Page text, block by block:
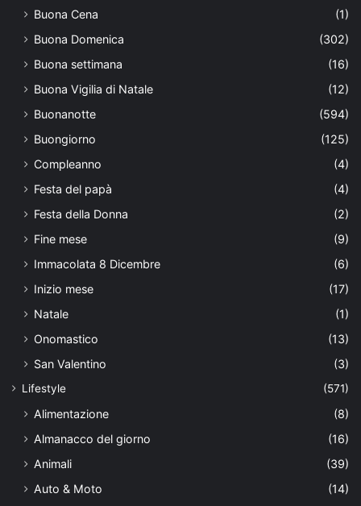
Buona Cena
(1)
Buona Domenica
(302)
Buona settimana
(16)
Buona Vigilia di Natale
(12)
Buonanotte
(594)
Buongiorno
(125)
Compleanno
(4)
Festa del papà
(4)
Festa della Donna
(2)
Fine mese
(9)
Immacolata 8 Dicembre
(6)
Inizio mese
(17)
Natale
(1)
Onomastico
(13)
San Valentino
(3)
Lifestyle (571)
Alimentazione
(8)
Almanacco del giorno
(16)
Animali
(39)
Auto & Moto
(14)